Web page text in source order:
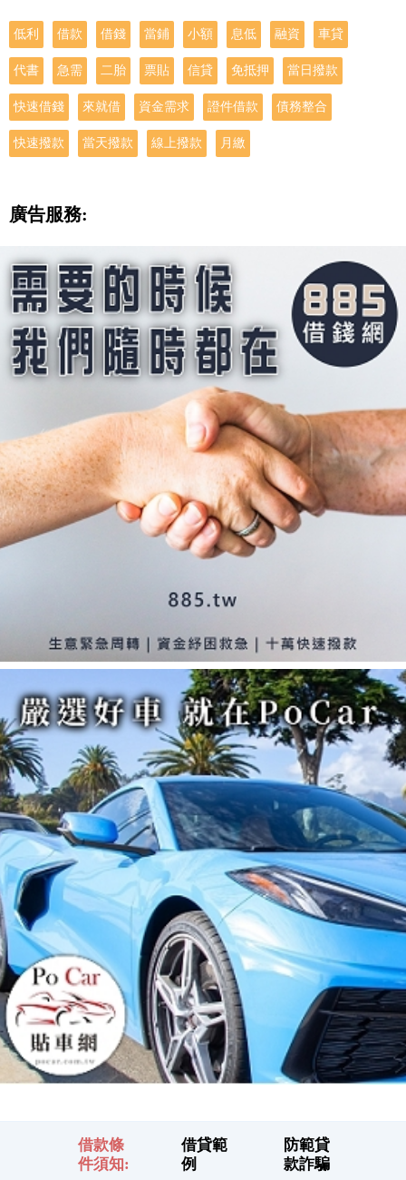
低利 借款 借錢 當鋪 小額 息低 融資 車貸
代書 急需 二胎 票貼 信貸 免抵押 當日撥款
快速借錢 來就借 資金需求 證件借款 債務整合
快速撥款 當天撥款 線上撥款 月繳
廣告服務:
借款條
件須知:
借貸範
例
防範貸
款詐騙